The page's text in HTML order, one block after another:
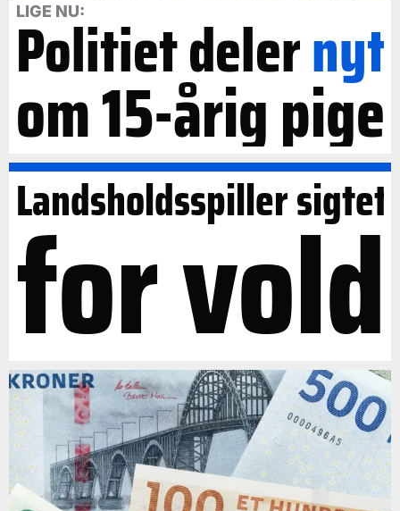
LIGE NU:
Politiet delernyt
om 15-årig pige
Landsholdsspiller sigtet
for vold